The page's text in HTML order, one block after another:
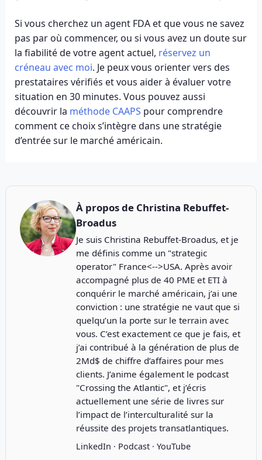
Si vous cherchez un agent FDA et que vous ne savez
pas par où commencer, ou si vous avez un doute sur
la fiabilité de votre agent actuel, réservez un
créneau avec moi. Je peux vous orienter vers des
prestataires vérifiés et vous aider à évaluer votre
situation en 30 minutes. Vous pouvez aussi
découvrir la méthode CAAPS pour comprendre
comment ce choix s’intègre dans une stratégie
d’entrée sur le marché américain.
À propos de Christina Rebuffet-
Broadus
Je suis Christina Rebuffet-Broadus, et je
me définis comme un "strategic
operator" France<-->USA. Après avoir
accompagné plus de 40 PME et ETI à
conquérir le marché américain, j’ai une
conviction : une stratégie ne vaut que si
quelqu’un la porte sur le terrain avec
vous. C’est exactement ce que je fais, et
j’ai contribué à la génération de plus de
2Md$ de chiffre d’affaires pour mes
clients. J’anime également le podcast
"Crossing the Atlantic", et j’écris
actuellement une série de livres sur
l’impact de l’interculturalité sur la
réussite des projets transatlantiques.
LinkedIn · Podcast· YouTube